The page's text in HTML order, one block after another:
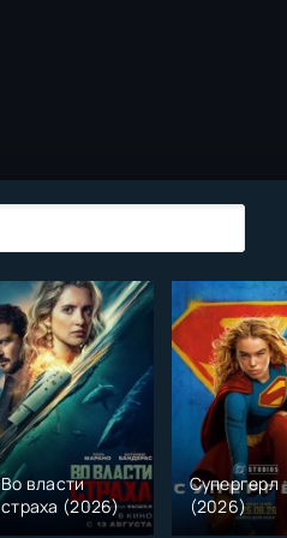
Во власти
страха (2026)
Супергерл
(2026)